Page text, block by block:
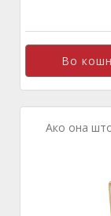
Ако она